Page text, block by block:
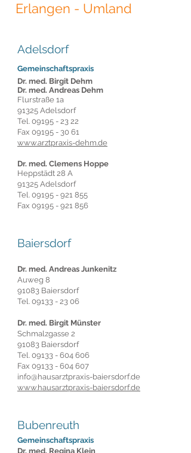
Erlangen - Umland
Adelsdorf
Gemeinschaftspraxis
Dr. med. Birgit Dehm
Dr. med. Andreas Dehm
Flurstraße 1a
91325 Adelsdorf
Tel. 09195 - 23 22
Fax 09195 - 30 61
www.arztpraxis-dehm.de
Dr. med. Clemens Hoppe
Heppstädt 28 A
91325 Adelsdorf
Tel. 09195 - 921 855
Fax 09195 - 921 856
Baiersdorf
Dr. med. Andreas Junkenitz
Auweg 8
91083 Baiersdorf
Tel. 09133 - 23 06
Dr. med. Birgit Münster
Schmalzgasse 2
91083 Baiersdorf
Tel. 09133 - 604 606
Fax 09133 - 604 607
info@hausarztpraxis-baiersdorf.de
www.hausarztpraxis-baiersdorf.de
Bubenreuth
Gemeinschaftspraxis
Dr. med. Regina Klein